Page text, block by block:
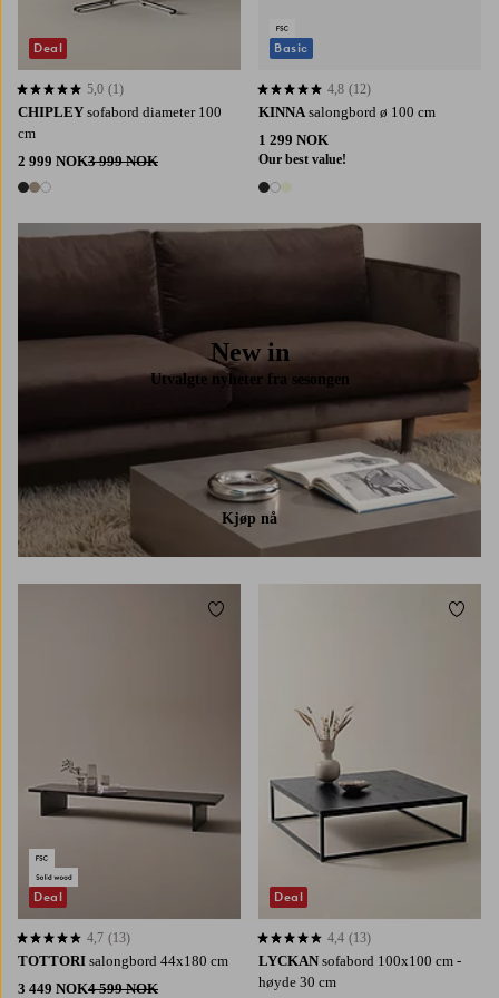
CHIPLEY sofabord diameter 100
cm
2 999 NOK3 999 NOK
3 farger
5,0 basert på 1 karaktergivninger
5,0 (1)
Deal
KINNA salongbord ø 100 cm
1 299 NOK
Our best value!
3 farger
4,8 basert på 12 karaktergivninger
4,8 (12)
Basic
New in
Utvalgte nyheter fra sesongen
Kjøp nå
TOTTORI salongbord 44x180 cm
3 449 NOK4 599 NOK
4,7 basert på 13 karaktergivninger
4,7 (13)
Deal
Legg til favoritter
LYCKAN sofabord 100x100 cm -
høyde 30 cm
4,4 basert på 13 karaktergivninger
4,4 (13)
Deal
Legg